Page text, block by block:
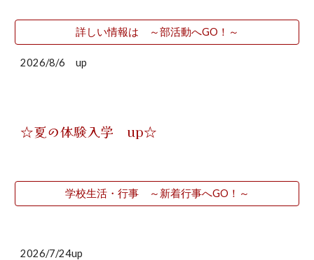
詳しい情報は ～部活動へGO！～
2026/8/6up
☆夏の体験入学 up☆
学校生活・行事 ～新着行事へGO！～
2026/7/24up